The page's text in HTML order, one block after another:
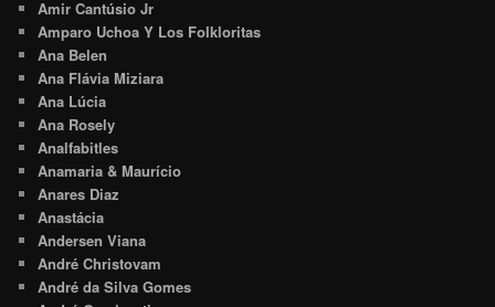
Amir Cantúsio Jr
Amparo Uchoa Y Los Folkloritas
Ana Belen
Ana Flávia Miziara
Ana Lúcia
Ana Rosely
Analfabitles
Anamaria & Maurício
Anares Diaz
Anastácia
Andersen Viana
André Christovam
André da Silva Gomes